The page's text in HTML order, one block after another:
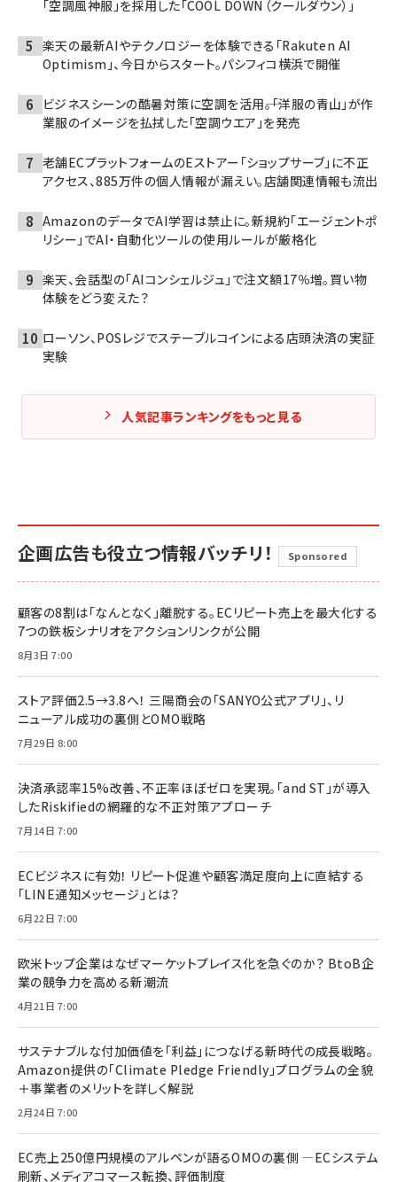
「空調風神服」を採用した「COOL DOWN（クールダウン）」
楽天の最新AIやテクノロジーを体験できる「Rakuten AI
Optimism」、今日からスタート。パシフィコ横浜で開催
ビジネスシーンの酷暑対策に空調を活用――。「洋服の青山」が作
業服のイメージを払拭した「空調ウエア」を発売
老舗ECプラットフォームのEストアー「ショップサーブ」に不正
アクセス、885万件の個人情報が漏えい。店舗関連情報も流出
AmazonのデータでAI学習は禁止に。新規約「エージェントポ
リシー」でAI・自動化ツールの使用ルールが厳格化
楽天、会話型の「AIコンシェルジュ」で注文額17％増。買い物
体験をどう変えた？
ローソン、POSレジでステーブルコインによる店頭決済の実証
実験
人気記事ランキングをもっと見る
企画広告も役立つ情報バッチリ！ Sponsored
顧客の8割は「なんとなく」離脱する。ECリピート売上を最大化する
7つの鉄板シナリオをアクションリンクが公開
8月3日 7:00
ストア評価2.5→3.8へ！ 三陽商会の「SANYO公式アプリ」、リ
ニューアル成功の裏側とOMO戦略
7月29日 8:00
決済承認率15%改善、不正率ほぼゼロを実現。「and ST」が導入
したRiskifiedの網羅的な不正対策アプローチ
7月14日 7:00
ECビジネスに有効！ リピート促進や顧客満足度向上に直結する
「LINE通知メッセージ」とは？
6月22日 7:00
欧米トップ企業はなぜマーケットプレイス化を急ぐのか？ BtoB企
業の競争力を高める新潮流
4月21日 7:00
サステナブルな付加価値を「利益」につなげる新時代の成長戦略。
Amazon提供の「Climate Pledge Friendly」プログラムの全貌
＋事業者のメリットを詳しく解説
2月24日 7:00
EC売上250億円規模のアルペンが語るOMOの裏側 ―ECシステム
刷新、メディアコマース転換、評価制度